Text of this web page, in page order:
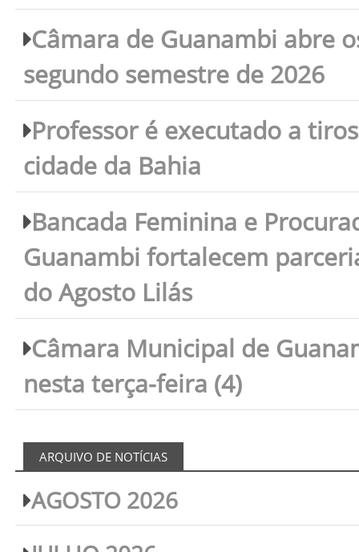
Câmara de Guanambi abre
segundo semestre de 2026
Professor é executado a
cidade da Bahia
Bancada Feminina e
Guanambi fortalecem
do Agosto Lilás
Câmara Municipal de
nesta terça-feira (4)
ARQUIVO DE NOTÍCIAS
AGOSTO 2026